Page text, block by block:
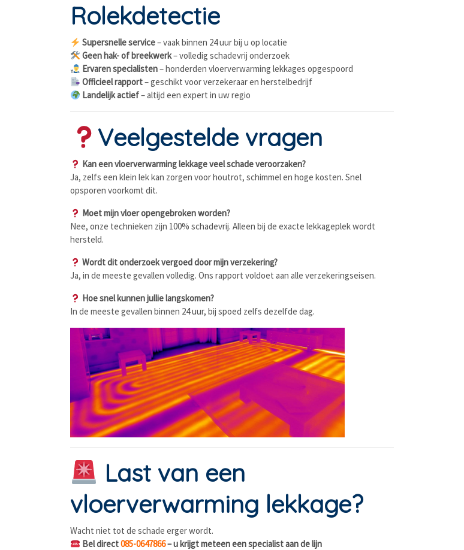
Rolekdetectie
Supersnelle service– vaak binnen 24 uur bij u op locatie
Geen hak- of breekwerk– volledig schadevrij onderzoek
Ervaren specialisten– honderden vloerverwarming lekkages opgespoord
Officieel rapport– geschikt voor verzekeraar en herstelbedrijf
Landelijk actief– altijd een expert in uw regio
Veelgestelde vragen
Kan een vloerverwarming lekkage veel schade veroorzaken?
Ja, zelfs een klein lek kan zorgen voor houtrot, schimmel en hoge kosten. Snel
opsporen voorkomt dit.
Moet mijn vloer opengebroken worden?
Nee, onze technieken zijn 100% schadevrij. Alleen bij de exacte lekkageplek wordt
hersteld.
Wordt dit onderzoek vergoed door mijn verzekering?
Ja, in de meeste gevallen volledig. Ons rapport voldoet aan alle verzekeringseisen.
Hoe snel kunnen jullie langskomen?
In de meeste gevallen binnen 24 uur, bij spoed zelfs dezelfde dag.
Last van een
vloerverwarming lekkage?
Wacht niet tot de schade erger wordt.
Bel direct085-0647866– u krijgt meteen een specialist aan de lijn